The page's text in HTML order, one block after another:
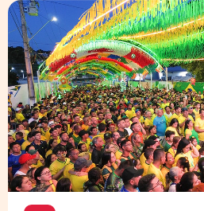
Tradição das Ruas da Copa